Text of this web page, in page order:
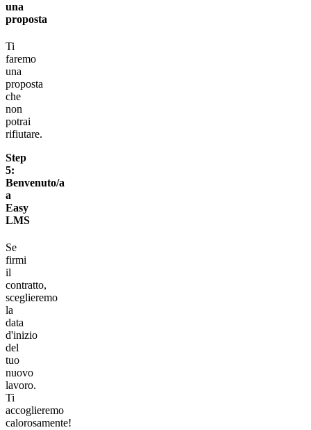
una
proposta
Ti
faremo
una
proposta
che
non
potrai
rifiutare.
Step
5:
Benvenuto/a
a
Easy
LMS
Se
firmi
il
contratto,
sceglieremo
la
data
d'inizio
del
tuo
nuovo
lavoro.
Ti
accoglieremo
calorosamente!